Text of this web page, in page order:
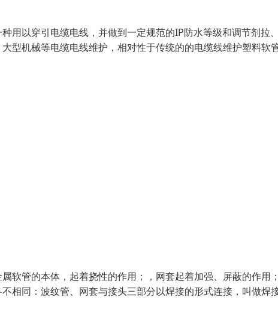
用以穿引电缆电线，并做到一定规范的IP防水等级和调节剂拉
型机械等电缆电线维护，相对性于传统的的电缆线维护塑料软
软管的本体，起着挠性的作用；，网套起着加强、屏蔽的作用
相同：波纹管、网套与接头三部分以焊接的形式连接，叫做焊